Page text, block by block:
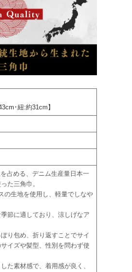
･紐:約31cm】
占める、デニム生産量日本一
た三角巾。
の生地を使用し、軽量でしなや
節に適しており、涼しげなア
り包め、折り返すことでサイ
イズや髪型、性別を問わず使
た素材感で、着用感が良く、